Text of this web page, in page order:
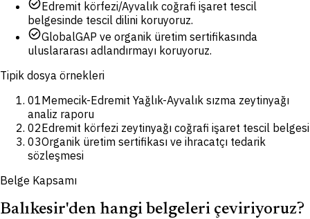
check_circleEdremit körfezi/Ayvalık coğrafi işaret tescil
belgesinde tescil dilini koruyoruz.
check_circleGlobalGAP ve organik üretim sertifikasında
uluslararası adlandırmayı koruyoruz.
Tipik dosya örnekleri
01Memecik-Edremit Yağlık-Ayvalık sızma zeytinyağı
analiz raporu
02Edremit körfezi zeytinyağı coğrafi işaret tescil belgesi
03Organik üretim sertifikası ve ihracatçı tedarik
sözleşmesi
Belge Kapsamı
Balıkesir'den hangi belgeleri çeviriyoruz?